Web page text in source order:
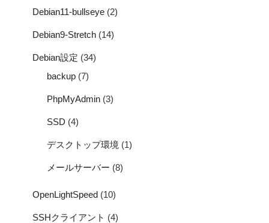
Debian11-bullseye (2)
Debian9-Stretch (14)
Debian設定 (34)
backup (7)
PhpMyAdmin (3)
SSD (4)
デスクトップ環境 (1)
メールサーバー (8)
OpenLightSpeed (10)
SSHクライアント (4)